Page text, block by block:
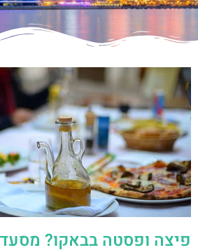
פיצה ופסטה בבאקו?